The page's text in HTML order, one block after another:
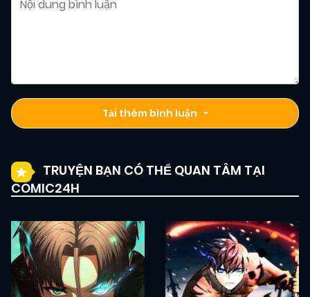
Tải thêm bình luận
TRUYỆN BẠN CÓ THỂ QUAN TÂM TẠI
COMIC24H